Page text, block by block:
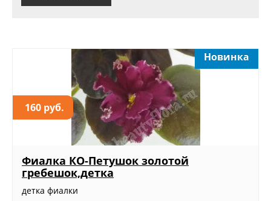
160 руб.
Новинка
Фиалка КО-Петушок золотой
гребешок,детка
детка фиалки